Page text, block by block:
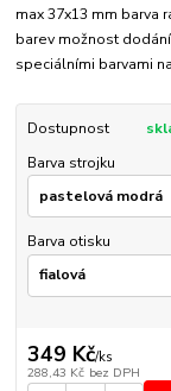
max 37x13 mm barva
barev možnost
speciálními barvami
Dostupnost
Barva strojku
Barva otisku
349 Kč/ks
288,43 Kč bez DPH